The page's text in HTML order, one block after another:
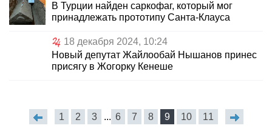
В Турции найден саркофаг, который мог
принадлежать прототипу Санта-Клауса
18 декабря 2024, 10:24
Новый депутат Жайлообай Нышанов принес
присягу в Жогорку Кенеше
1 2 3 ... 6 7 8 9 10 11